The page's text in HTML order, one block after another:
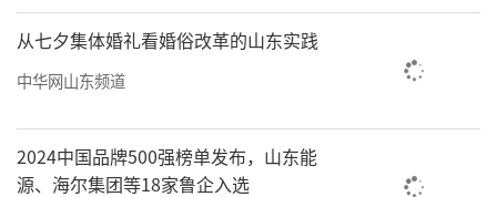
从七夕集体婚礼看婚俗改革的山东实践
中华网山东频道
2024中国品牌500强榜单发布，山东能
源、海尔集团等18家鲁企入选